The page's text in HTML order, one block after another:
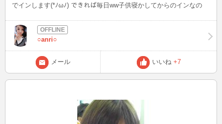
でインします(*ﾉωﾉ) できれば毎日ww子供寝かしてからのインなの
○anri○
メール いいね +7